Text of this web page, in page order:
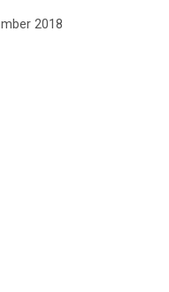
2018